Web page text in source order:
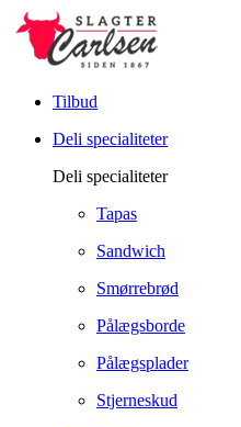
Tilbud
Deli specialiteter
Deli specialiteter
Tapas
Sandwich
Smørrebrød
Pålægsborde
Pålægsplader
Stjerneskud